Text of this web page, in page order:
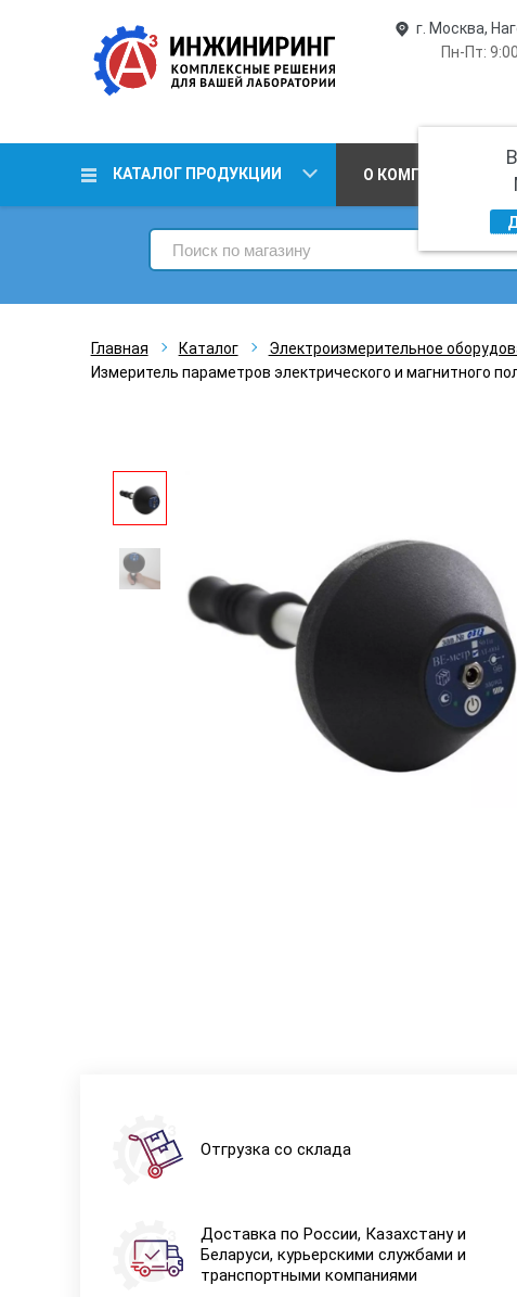
г. Москва,
Пн-Пт:
КАТАЛОГ ПРОДУКЦИИ О КОМПАНИИ
Главная Каталог Электроизмерительное
Измеритель параметров электрического и магнитного
Отгрузка со склада
Доставка по России, Казахстану и
Беларуси, курьерскими службами и
транспортными компаниями